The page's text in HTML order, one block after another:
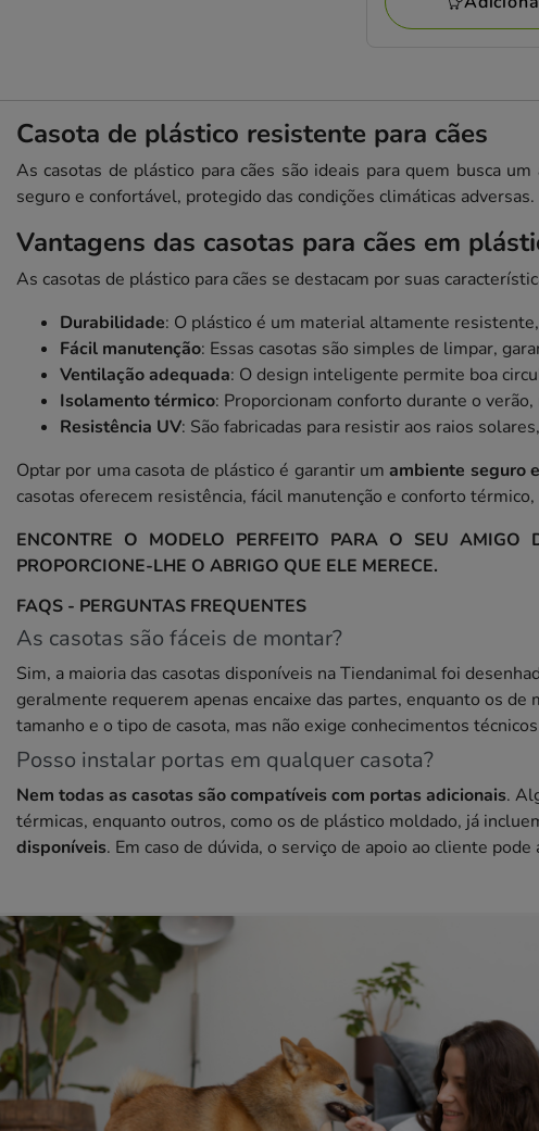
114.99€
Casota de plástico resistente para cães
As casotas de plástico para cães são ideais para quem busca um
seguro e confortável, protegido das condições climáticas adversas.
Vantagens das casotas para cães em
As casotas de plástico para cães se destacam por suas
Durabilidade: O plástico é um material altamente
Fácil manutenção: Essas casotas são simples de limpar,
Ventilação adequada: O design inteligente permite boa
Isolamento térmico: Proporcionam conforto durante o
Resistência UV: São fabricadas para resistir aos raios
Optar por uma casota de plástico é garantir umambiente seguro
casotas oferecem resistência, fácil manutenção e conforto
ENCONTRE O MODELO PERFEITO PARA O SEU AMIGO
PROPORCIONE-LHE O ABRIGO QUE ELE MERECE.
FAQS - PERGUNTAS FREQUENTES
As casotas são fáceis de montar?
Sim, a maioria das casotas disponíveis na Tiendanimal foi
geralmente requerem apenas encaixe das partes, enquanto os
tamanho e o tipo de casota, mas não exige conhecimentos
Posso instalar portas em qualquer casota?
Nem todas as casotas são compatíveis com portas adicionais.
térmicas, enquanto outros, como os de plástico moldado, já
disponíveis. Em caso de dúvida, o serviço de apoio ao cliente